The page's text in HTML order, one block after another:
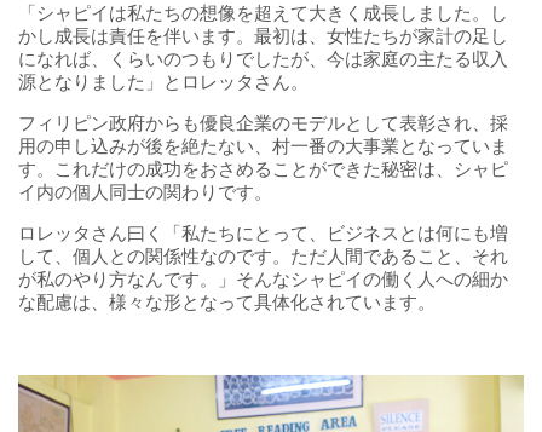
「シャピイは私たちの想像を超えて大きく成長しました。し
かし成長は責任を伴います。最初は、女性たちが家計の足し
になれば、くらいのつもりでしたが、今は家庭の主たる収入
源となりました」とロレッタさん。
フィリピン政府からも優良企業のモデルとして表彰され、採
用の申し込みが後を絶たない、村一番の大事業となっていま
す。これだけの成功をおさめることができた秘密は、シャピ
イ内の個人同士の関わりです。
ロレッタさん曰く「私たちにとって、ビジネスとは何にも増
して、個人との関係性なのです。ただ人間であること、それ
が私のやり方なんです。」そんなシャピイの働く人への細か
な配慮は、様々な形となって具体化されています。